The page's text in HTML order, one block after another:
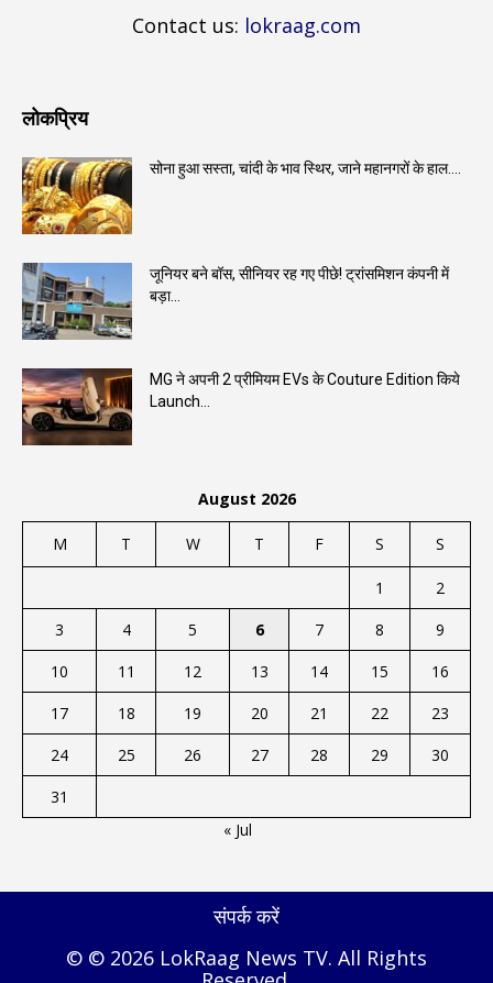
Contact us: lokraag.com
लोकप्रिय
सोना हुआ सस्ता, चांदी के भाव स्थिर, जाने महानगरों के हाल….
जूनियर बने बॉस, सीनियर रह गए पीछे! ट्रांसमिशन कंपनी में
बड़ा...
MG ने अपनी 2 प्रीमियम EVs के Couture Edition किये
Launch...
August 2026
M T W T F S S
1
2
3
4 5 6 7 8
9
10
11 12 13 14 15
16
17
18 19 20 21 22
23
24
25 26 27 28 29
30
31
« Jul
संपर्क करें
© © 2026 LokRaag News TV. All Rights